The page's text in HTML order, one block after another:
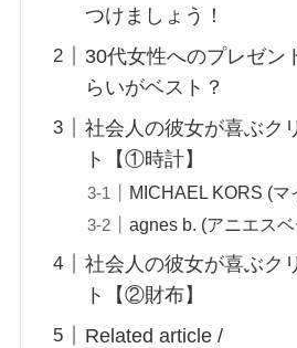
つけましょう！
30代女性へのプレゼン
らいがベスト？
社会人の彼女が喜ぶク
ト【①時計】
MICHAEL KORS (マ
agnes b. (アニエス
社会人の彼女が喜ぶク
ト【②財布】
Related article /